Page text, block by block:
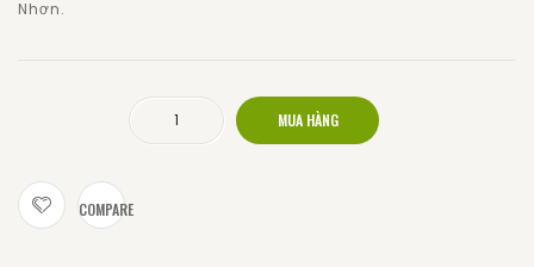
Nhơn.
MUA HÀNG
COMPARE